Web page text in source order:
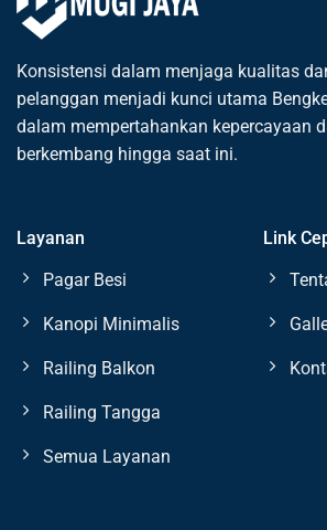
Konsistensi dalam menjaga kualitas
pelanggan menjadi kunci utama
dalam mempertahankan kepercayaan
berkembang hingga saat ini.
Layanan
Pagar Besi
Kanopi Minimalis
Railing Balkon
Railing Tangga
Semua Layanan
Link